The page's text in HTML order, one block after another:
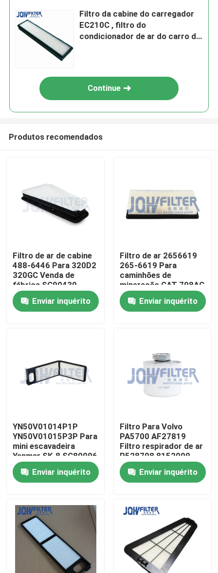
Para casa
Sobre nós
Controle de qualidade
Contacte-nos
Notícias
Solicite um orçamento
Máquina escavadora Air Filter
Filtro da cabine do carregador
EC210C , filtro do
condicionador de ar do carro de
Continue
Produtos recomendados
Filtro de ar de cabine
488-6446 Para 320D2
320GC Venda de
fábrica SC90439
5805439 4886446
Enviar inquérito
Filtro de ar 2656619
265-6619 Para
caminhões de
mineração CAT 798AC
796AC 794AC
272D3XE 299D3XE
Enviar inquérito
YN50V01014P1P
YN50V01015P3P Para
mini escavadeira
Yanmar SK-8 SC80096
Filtro de cabine de ar
51186-10590
Enviar inquérito
Filtro Para Volvo
PA5700 AF27819
Filtro respirador de ar
P528708 8152009
11210241 11172907
1080362 4881322
3I2089
Enviar inquérito